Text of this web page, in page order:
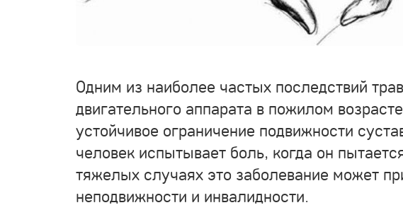
Одним из наиболее частых последствий
двигательного аппарата в пожилом
устойчивое ограничение подвижности
человек испытывает боль, когда он
тяжелых случаях это заболевание может
неподвижности и инвалидности.